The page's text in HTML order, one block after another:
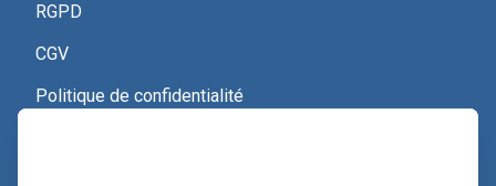
RGPD
CGV
Politique de confidentialité